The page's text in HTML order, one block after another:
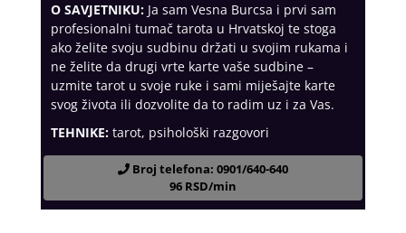
O SAVJETNIKU:Ja sam Vesna Burcsa i prvi sam
profesionalni tumač tarota u Hrvatskoj te stoga
ako želite svoju sudbinu držati u svojim rukama i
ne želite da drugi vrte karte vaše sudbine –
uzmite tarot u svoje ruke i sami miješajte karte
svog života ili dozvolite da to radim uz i za Vas.
TEHNIKE:tarot, psihološki razgovori
Broj telefona: 0901/640-640
96 RSD/min